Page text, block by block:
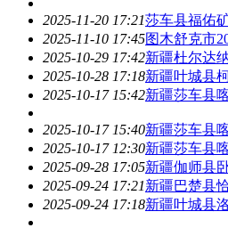
2025-11-20 17:21莎车县福佑
2025-11-10 17:45图木舒克市
2025-10-29 17:42新疆杜尔达
2025-10-28 17:18新疆叶城县
2025-10-17 15:42新疆莎车县
2025-10-17 15:40新疆莎车县
2025-10-17 12:30新疆莎车县
2025-09-28 17:05新疆伽师县
2025-09-24 17:21新疆巴楚县
2025-09-24 17:18新疆叶城县